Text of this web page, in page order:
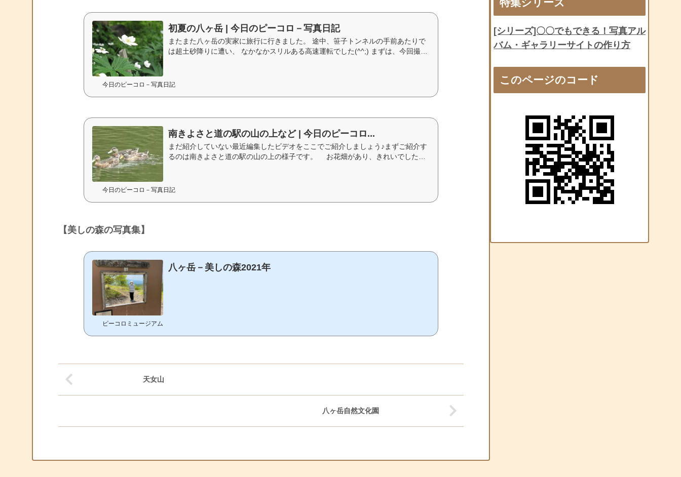
初夏の八ヶ岳 | 今日のピーコロ－写真日記
またまた八ヶ岳の実家に旅行に行きました。 途中、笹子トンネルの手前あたりで
は超土砂降りに遭い、 なかなかスリルある高速運転でした(^^;) まずは、今回撮っ
今日のピーコロ－写真日記
南きよさと道の駅の山の上など | 今日のピーコロ...
まだ紹介していない最近編集したビデオをここでご紹介しましょう♪まずご紹介す
るのは南きよさと道の駅の山の上の様子です。 お花畑があり、きれいでした。
今日のピーコロ－写真日記
【美しの森の写真集】
八ヶ岳－美しの森2021年
ピーコロミュージアム
天女山
八ヶ岳自然文化園
[シリーズ]〇〇でもできる！写真アル
バム・ギャラリーサイトの作り方
このページのコード